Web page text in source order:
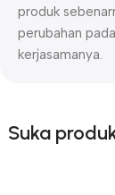
produk
perubahan
kerjasamanya.
Suka